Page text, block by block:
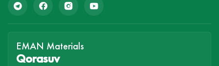
EMAN Materials
Qorasuv